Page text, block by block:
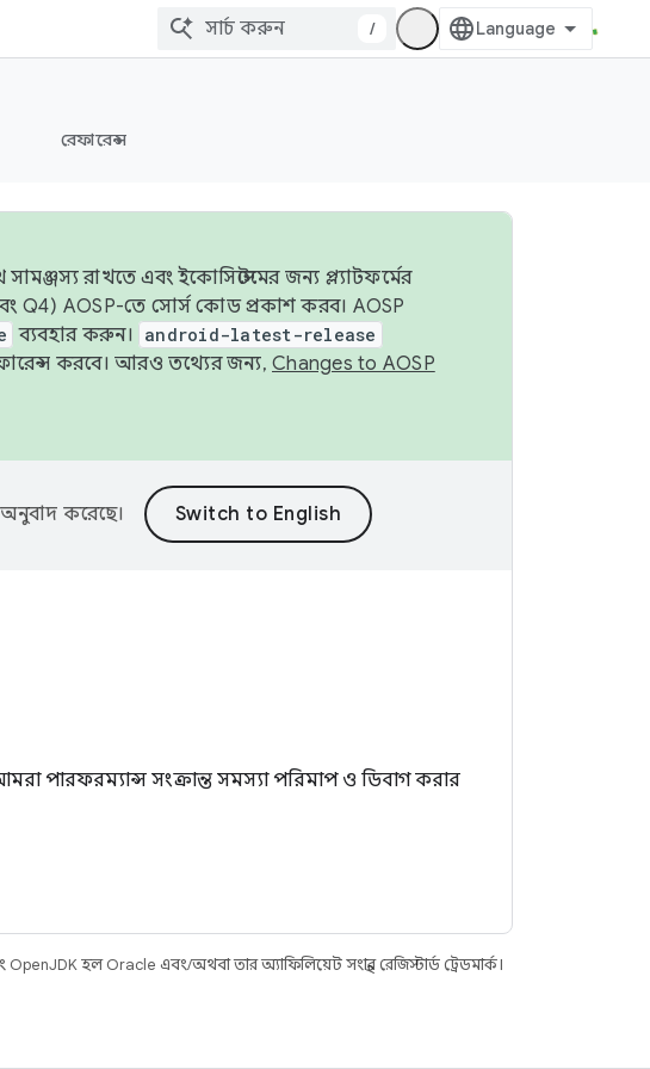
/
রেফারেন্স
রাখতে এবং ইকোসিস্টেমের জন্য প্ল্যাটফর্মের
Q4) AOSP-তে সোর্স কোড প্রকাশ করব। AOSP
ব্যবহার করুন। android-latest-release
করবে। আরও তথ্যের জন্য, Changes to AOSP
অনুবাদ করেছে।
পারফরম্যান্স সংক্রান্ত সমস্যা পরিমাপ ও ডিবাগ করার
OpenJDK হল Oracle এবং/অথবা তার অ্যাফিলিয়েট সংস্থার রেজিস্টার্ড ট্রেডমার্ক।